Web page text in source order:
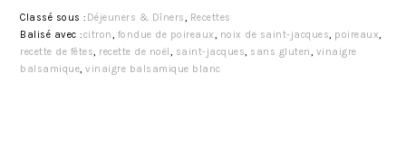
Classé sous : Déjeuners & Dîners, Recettes
Balisé avec :citron, fondue de poireaux, noix de saint-jacques, poireaux,
recette de fêtes, recette de noël, saint-jacques, sans gluten, vinaigre
balsamique,vinaigre balsamique blanc